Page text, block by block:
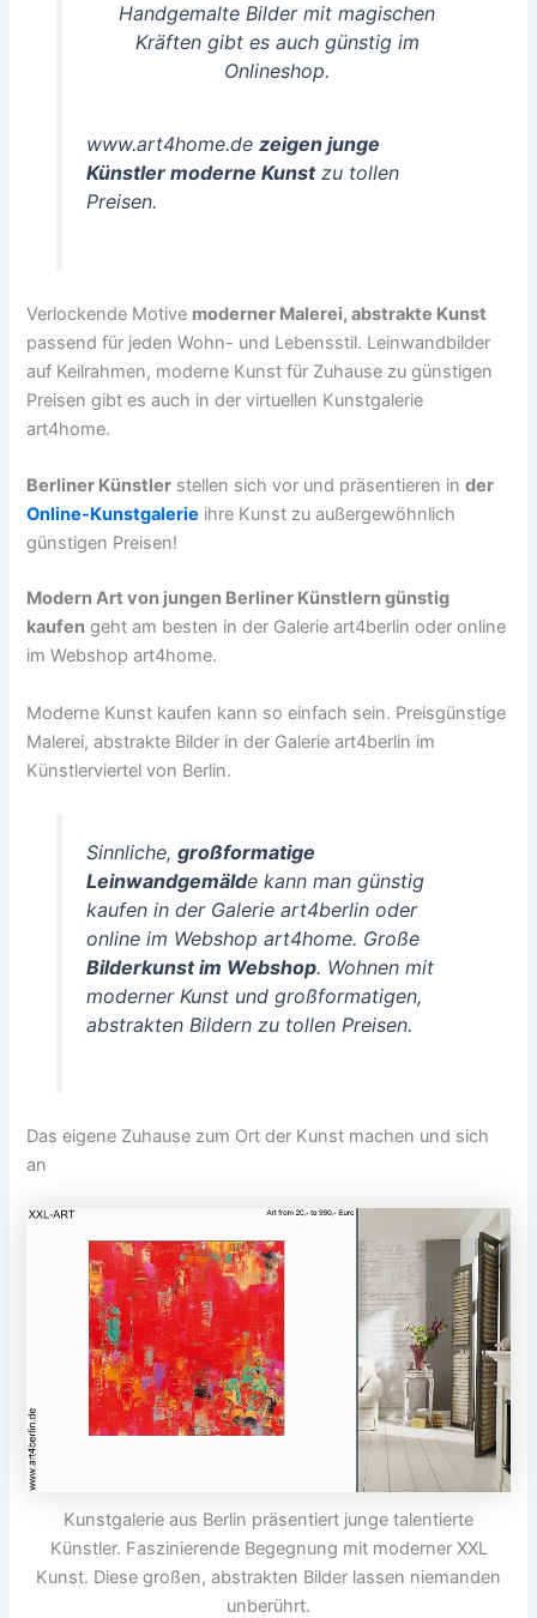
Handgemalte Bilder mit magischen
Kräften gibt es auch günstig im
Onlineshop.
www.art4home.de zeigen junge
Künstler moderne Kunstzu tollen
Preisen.
Verlockende Motive moderner Malerei, abstrakte Kunst
passend für jeden Wohn- und Lebensstil. Leinwandbilder
auf Keilrahmen, moderne Kunst für Zuhause zu günstigen
Preisen gibt es auch in der virtuellen Kunstgalerie
art4home.
Berliner Künstler stellen sich vor und präsentieren inder
Online-Kunstgalerie ihre Kunst zu außergewöhnlich
günstigen Preisen!
Modern Art von jungen Berliner Künstlern günstig
kaufen geht am besten in der Galerie art4berlin oder online
im Webshop art4home.
Moderne Kunst kaufen kann so einfach sein. Preisgünstige
Malerei, abstrakte Bilder in der Galerie art4berlin im
Künstlerviertel von Berlin.
Sinnliche, großformatige
Leinwandgemälde kann man günstig
kaufen in der Galerie art4berlin oder
online im Webshop art4home. Große
Bilderkunst im Webshop. Wohnen mit
moderner Kunst und großformatigen,
abstrakten Bildern zu tollen Preisen.
Das eigene Zuhause zum Ort der Kunst machen und sich
an
Kunstgalerie aus Berlin präsentiert junge talentierte
Künstler. Faszinierende Begegnung mit moderner XXL
Kunst. Diese großen, abstrakten Bilder lassen niemanden
unberührt.